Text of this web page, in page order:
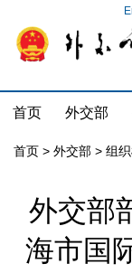
首页 外交部
首页 > 外交部 > 组
外交部
海市国